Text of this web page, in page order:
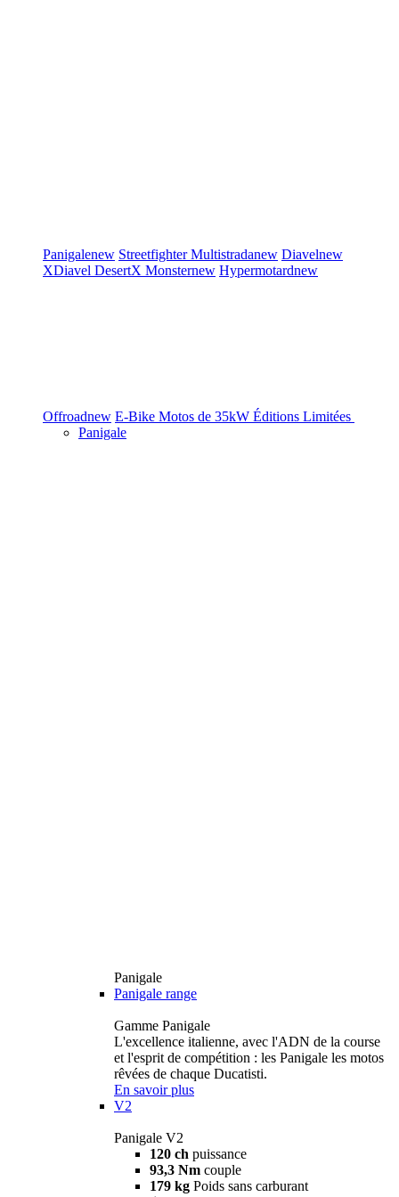
Panigalenew StreetfighterMultistradanew Diavelnew
XDiavel DesertX Monsternew Hypermotardnew
Offroadnew E-Bike Motos de 35kW Éditions Limitées
Panigale
Panigale
Panigale range
Gamme Panigale
L'excellence italienne, avec l'ADN de la course
et l'esprit de compétition : les Panigale les motos
rêvées de chaque Ducatisti.
En savoir plus
V2
Panigale V2
120 ch puissance
93,3 Nm couple
179 kg Poids sans carburant